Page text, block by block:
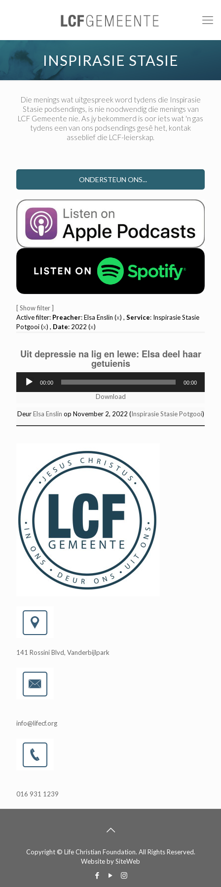
INSPIRASIE STASIE
Die menings wat uitgespreek word tydens die Inspirasie
Stasie podsendings, is nie noodwendig die menings van
LCF Gemeente nie. As jy bekommerd is oor iets wat 'n gas
tydens een van ons podsendings gesê het, kontak
asseblief die LCF-leierskap.
ONDERSTEUN ONS...
[ Show filter ]
Active filter: Preacher: Elsa Enslin (x) , Service: Inspirasie Stasie
Potgooi (x) , Date: 2022 (x)
Uit depressie na lig en lewe: Elsa deel haar
getuienis
Player
00:00 00:00
Download
DeurElsa Enslin op November 2, 2022 (Inspirasie Stasie Potgooi)
141 Rossini Blvd, Vanderbijlpark
info@lifecf.org
016 931 1239
Copyright © Life Christian Foundation. All Rights Reserved.
Website bySiteWeb